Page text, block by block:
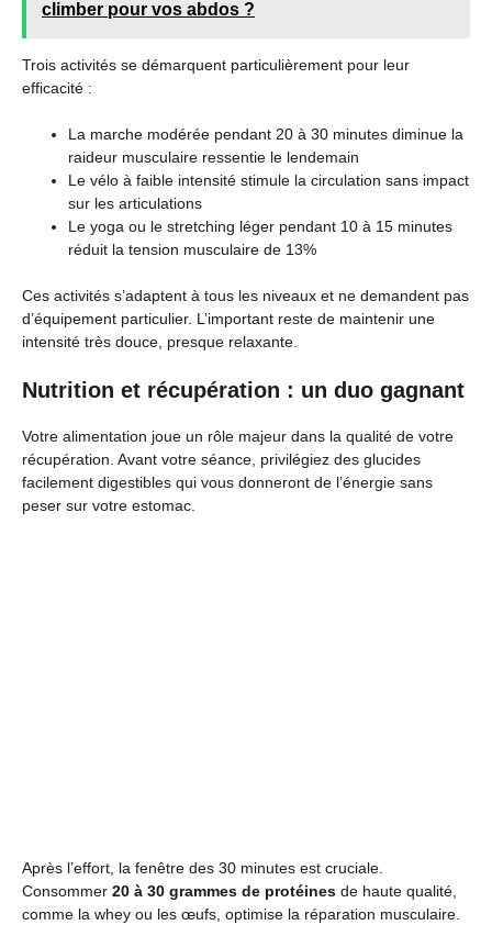
climber pour vos abdos ?
Trois activités se démarquent particulièrement pour leur
efficacité :
La marche modérée pendant 20 à 30 minutes diminue la
raideur musculaire ressentie le lendemain
Le vélo à faible intensité stimule la circulation sans impact
sur les articulations
Le yoga ou le stretching léger pendant 10 à 15 minutes
réduit la tension musculaire de 13%
Ces activités s’adaptent à tous les niveaux et ne demandent pas
d’équipement particulier. L’important reste de maintenir une
intensité très douce, presque relaxante.
Nutrition et récupération : un duo gagnant
Votre alimentation joue un rôle majeur dans la qualité de votre
récupération. Avant votre séance, privilégiez des glucides
facilement digestibles qui vous donneront de l’énergie sans
peser sur votre estomac.
Après l’effort, la fenêtre des 30 minutes est cruciale.
Consommer 20 à 30 grammes de protéines de haute qualité,
comme la whey ou les œufs, optimise la réparation musculaire.